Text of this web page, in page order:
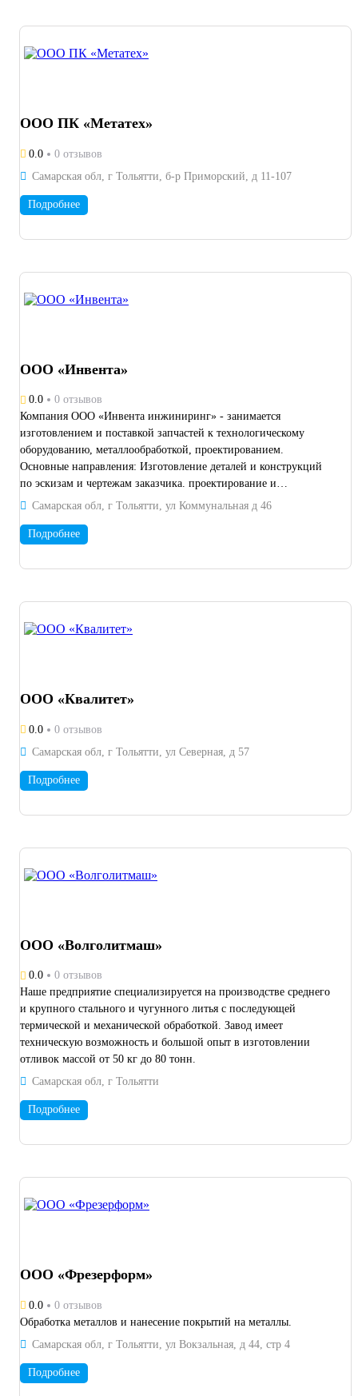
ООО ПК «Метатех»
0.0
0 отзывов
Самарская обл, г Тольятти, б-р Приморский, д 11-107
Подробнее
ООО «Инвента»
0.0
0 отзывов
Компания ООО «Инвента инжиниринг» - занимается
изготовлением и поставкой запчастей к технологическому
оборудованию, металлообработкой, проектированием.
Основные направления: Изготовление деталей и конструкций
по эскизам и чертежам заказчика. проектирование и
изготовление металлоизделий по техническому заданию;
инжиниринг воссоздания вышедших из строя деталей путем
проектирование и изготовление нестандартного оборудования
из: Токарно-винторезный станок 1К62 габарит обрабатываемой
габарит обрабатываемой детали Ø 520х1000мм. Вертикальный
630х200 мм. Круглошлифовальный 3У131М габарит
точность сканирования до 0,015 мм. Габарит сканированной
детали 700х500 мм. Электроэрозионный станок MAX SEE P26
CNC габарит заготовки 750х500х240, шероховатость Ra0,3.
Самарская обл, г Тольятти, ул Коммунальная д 46
Подробнее
ООО «Квалитет»
0.0
0 отзывов
Самарская обл, г Тольятти, ул Северная, д 57
Подробнее
ООО «Волголитмаш»
0.0
0 отзывов
Наше предприятие специализируется на производстве среднего
и крупного стального и чугунного литья с последующей
термической и механической обработкой. Завод имеет
техническую возможность и большой опыт в изготовлении
отливок массой от 50 кг до 80 тонн.
Самарская обл, г Тольятти
Подробнее
ООО «Фрезерформ»
0.0
0 отзывов
Обработка металлов и нанесение покрытий на металлы.
Самарская обл, г Тольятти, ул Вокзальная, д 44, стр 4
Подробнее